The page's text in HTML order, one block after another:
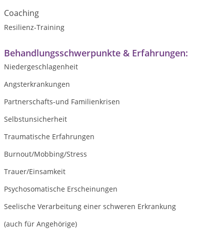
Coaching
Resilienz-Training
Behandlungsschwerpunkte & Erfahrungen:
Niedergeschlagenheit
Angsterkrankungen
Partnerschafts-und Familienkrisen
Selbstunsicherheit
Traumatische Erfahrungen
Burnout/Mobbing/Stress
Trauer/Einsamkeit
Psychosomatische Erscheinungen
Seelische Verarbeitung einer schweren Erkrankung
(auch für Angehörige)